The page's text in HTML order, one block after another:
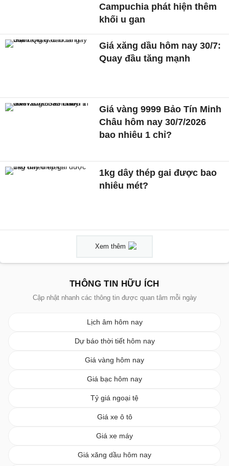
Campuchia phát hiện thêm
khối u gan
Giá xăng dầu hôm nay 30/7:
Quay đầu tăng mạnh
Giá vàng 9999 Bảo Tín Minh
Châu hôm nay 30/7/2026
bao nhiêu 1 chỉ?
1kg dây thép gai được bao
nhiêu mét?
Xem thêm
THÔNG TIN HỮU ÍCH
Cập nhật nhanh các thông tin được quan tâm mỗi ngày
Lịch âm hôm nay
Dự báo thời tiết hôm nay
Giá vàng hôm nay
Giá bạc hôm nay
Tỷ giá ngoại tệ
Giá xe ô tô
Giá xe máy
Giá xăng dầu hôm nay